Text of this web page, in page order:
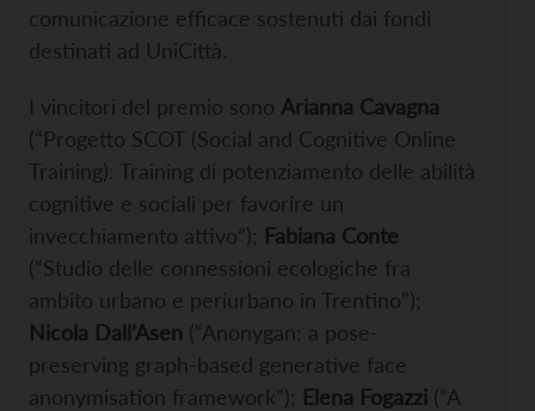
comunicazione efficace sostenuti dai fondi
destinati ad UniCittà.
I vincitori del premio sono Arianna Cavagna
(“Progetto SCOT (Social and Cognitive Online
Training): Training di potenziamento delle abilità
cognitive e sociali per favorire un
invecchiamento attivo”); Fabiana Conte
(“Studio delle connessioni ecologiche fra
ambito urbano e periurbano in Trentino”);
Nicola Dall’Asen (“Anonygan: a pose-
preserving graph-based generative face
anonymisation framework”); Elena Fogazzi (“A